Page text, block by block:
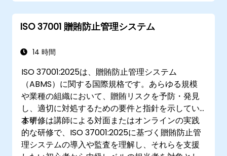
ISO 37001 贈賄防止管理システム
14 時間
ISO 37001:2025は、贈賄防止管理システム
（ABMS）に関する国際規格です。あらゆる規模
や業種の組織において、贈賄リスクを予防・発見
し、適切に対処するための要件と指針を示してい
ます。
本研修は講師による対面またはオンラインの実践
的な研修で、ISO 37001:2025に基づく贈賄防止管
理システムの導入や監査を理解し、それらを支援